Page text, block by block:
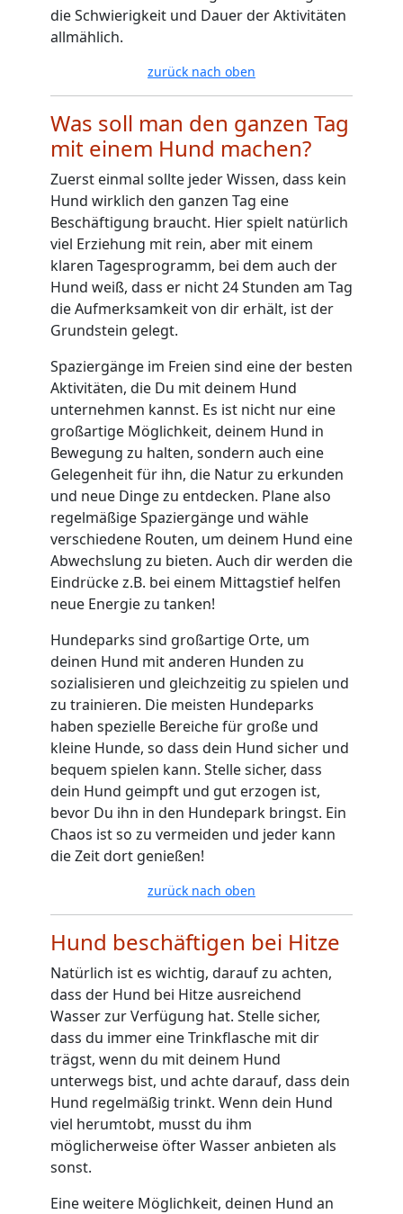
die Schwierigkeit und Dauer der Aktivitäten
allmählich.
zurück nach oben
Was soll man den ganzen Tag
mit einem Hund machen?
Zuerst einmal sollte jeder Wissen, dass kein
Hund wirklich den ganzen Tag eine
Beschäftigung braucht. Hier spielt natürlich
viel Erziehung mit rein, aber mit einem
klaren Tagesprogramm, bei dem auch der
Hund weiß, dass er nicht 24 Stunden am Tag
die Aufmerksamkeit von dir erhält, ist der
Grundstein gelegt.
Spaziergänge im Freien sind eine der besten
Aktivitäten, die Du mit deinem Hund
unternehmen kannst. Es ist nicht nur eine
großartige Möglichkeit, deinem Hund in
Bewegung zu halten, sondern auch eine
Gelegenheit für ihn, die Natur zu erkunden
und neue Dinge zu entdecken. Plane also
regelmäßige Spaziergänge und wähle
verschiedene Routen, um deinem Hund eine
Abwechslung zu bieten. Auch dir werden die
Eindrücke z.B. bei einem Mittagstief helfen
neue Energie zu tanken!
Hundeparks sind großartige Orte, um
deinen Hund mit anderen Hunden zu
sozialisieren und gleichzeitig zu spielen und
zu trainieren. Die meisten Hundeparks
haben spezielle Bereiche für große und
kleine Hunde, so dass dein Hund sicher und
bequem spielen kann. Stelle sicher, dass
dein Hund geimpft und gut erzogen ist,
bevor Du ihn in den Hundepark bringst. Ein
Chaos ist so zu vermeiden und jeder kann
die Zeit dort genießen!
zurück nach oben
Hund beschäftigen bei Hitze
Natürlich ist es wichtig, darauf zu achten,
dass der Hund bei Hitze ausreichend
Wasser zur Verfügung hat. Stelle sicher,
dass du immer eine Trinkflasche mit dir
trägst, wenn du mit deinem Hund
unterwegs bist, und achte darauf, dass dein
Hund regelmäßig trinkt. Wenn dein Hund
viel herumtobt, musst du ihm
möglicherweise öfter Wasser anbieten als
sonst.
Eine weitere Möglichkeit, deinen Hund an